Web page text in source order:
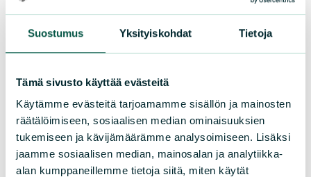
Suostumus Yksityiskohdat Tietoja
Tämä sivusto käyttää evästeitä
Käytämme evästeitä tarjoamamme sisällön ja mainosten
räätälöimiseen, sosiaalisen median ominaisuuksien
tukemiseen ja kävijämäärämme analysoimiseen. Lisäksi
jaamme sosiaalisen median, mainosalan ja analytiikka-
alan kumppaneillemme tietoja siitä, miten käytät
Viisi vinkkiä
talviretkelle
Kevättä enteilevä aurinko lämmittää,